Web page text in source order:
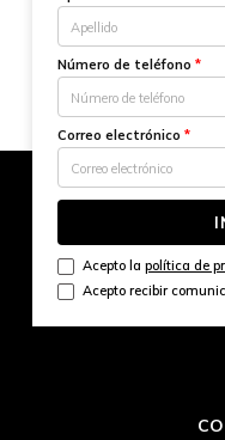
Número de teléfono *
Correo electrónico *
Acepto la política de
Acepto recibir